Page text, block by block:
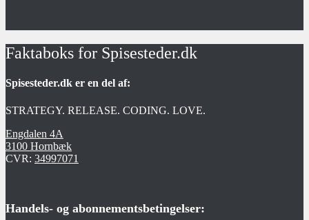
Faktaboks for Spisesteder.dk
Spisesteder.dk er en del af:
STRATEGY. RELEASE. CODING. LOVE.
Engdalen 4A
3100 Hornbæk
CVR: 34997071
Handels- og abonnementsbetingelser: